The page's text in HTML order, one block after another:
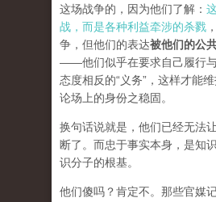
这场战争的，因为他们了解：
战，而是各种利益牵涉的杀戮
争，但他们的表达被他们的公
——他们似乎在要求自己履行
态度相反的“义务”，这样才能
论场上的身份之稳固。
换句话说就是，他们已经无法
断了。而忠于事实本身，是知
识分子的根基。
他们傻吗？肯定不。那些官媒